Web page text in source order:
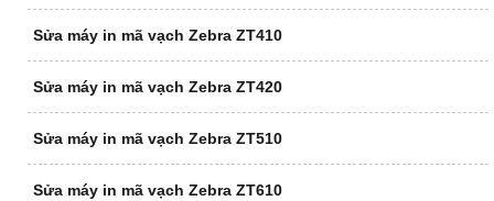
Sửa máy in mã vạch Zebra ZT410
Sửa máy in mã vạch Zebra ZT420
Sửa máy in mã vạch Zebra ZT510
Sửa máy in mã vạch Zebra ZT610